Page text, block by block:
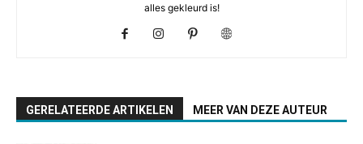
alles gekleurd is!
GERELATEERDE ARTIKELEN MEER VAN DEZE AUTEUR